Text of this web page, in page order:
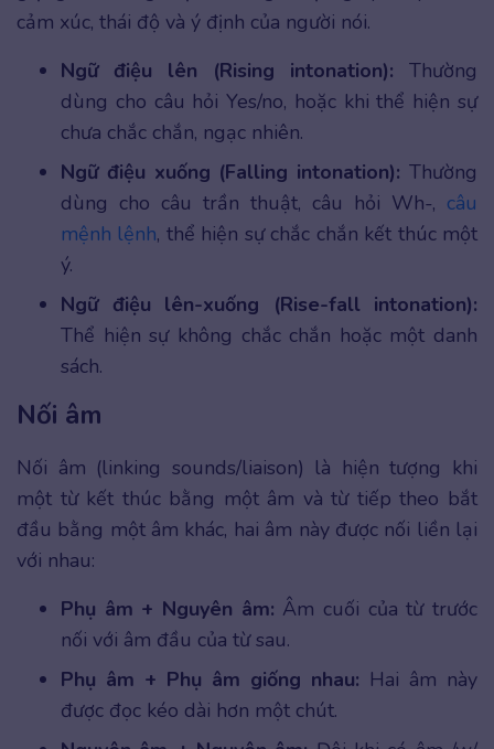
cảm xúc, thái độ và ý định của người nói.
Ngữ điệu lên (Rising intonation): Thường
dùng cho câu hỏi Yes/no, hoặc khi thể hiện sự
chưa chắc chắn, ngạc nhiên.
Ngữ điệu xuống (Falling intonation): Thường
dùng cho câu trần thuật, câu hỏi Wh-, câu
mệnh lệnh, thể hiện sự chắc chắn kết thúc một
ý.
Ngữ điệu lên-xuống (Rise-fall intonation):
Thể hiện sự không chắc chắn hoặc một danh
sách.
Nối âm
Nối âm (linking sounds/liaison) là hiện tượng khi
một từ kết thúc bằng một âm và từ tiếp theo bắt
đầu bằng một âm khác, hai âm này được nối liền lại
với nhau:
Phụ âm + Nguyên âm: Âm cuối của từ trước
nối với âm đầu của từ sau.
Phụ âm + Phụ âm giống nhau: Hai âm này
được đọc kéo dài hơn một chút.